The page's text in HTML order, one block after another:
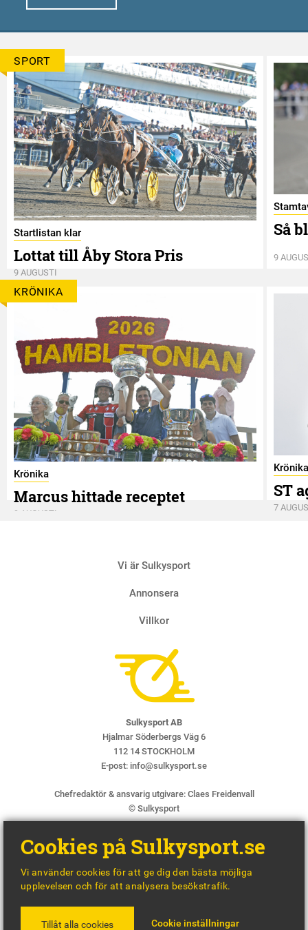
SPORT
Startlistan klar
Lottat till Åby Stora Pris
9 AUGUSTI
Så
9
KRÖNIKA
Krönika
Marcus hittade receptet
9 AUGUSTI
Krönika
ST
7
Vi är Sulkysport
Annonsera
Villkor
Sulkysport AB
Hjalmar Söderbergs Väg 6
112 14 STOCKHOLM
E-post: info@sulkysport.se
Chefredaktör & ansvarig utgivare: Claes Freidenvall
© Sulkysport
BY
Cookies på Sulkysport.se
Vi använder cookies för att ge dig den bästa möjliga
upplevelsen och för att analysera besökstrafik.
Tillåt alla cookies Cookie inställningar